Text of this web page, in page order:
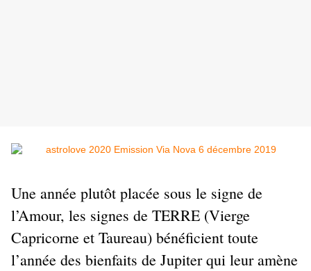
Une année plutôt placée sous le signe de
l’Amour, les signes de TERRE (Vierge
Capricorne et Taureau) bénéficient toute
l’année des bienfaits de Jupiter qui leur amène